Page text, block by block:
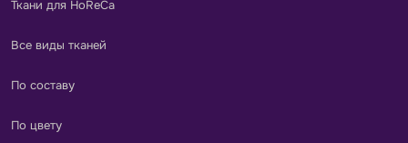
Ткани для HoReCa
Все виды тканей
По составу
По цвету